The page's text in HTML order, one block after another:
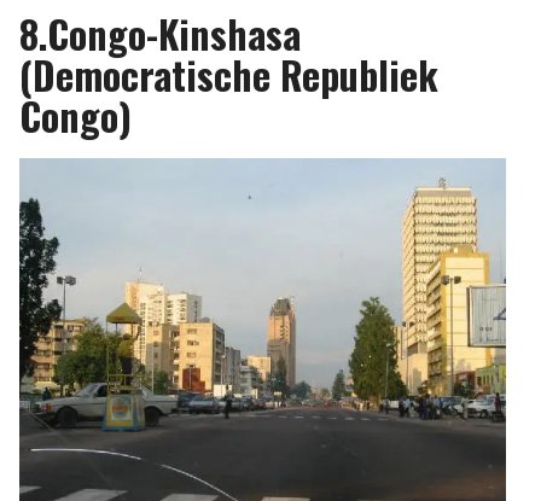
8.Congo-Kinshasa
(Democratische Republiek
Congo)